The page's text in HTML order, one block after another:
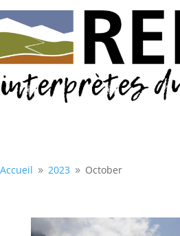
Accueil 9 2023 9 October